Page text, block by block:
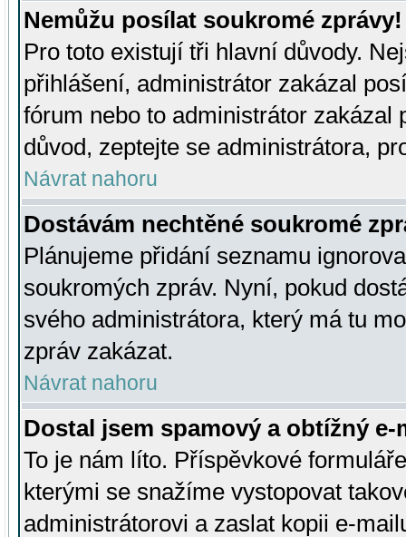
Nemůžu posílat soukromé zprávy!
Pro toto existují tři hlavní důvody.
přihlášení, administrátor zakázal
fórum nebo to administrátor zakázal
důvod, zeptejte se administrátora,
Návrat nahoru
Dostávám nechtěné soukromé
Plánujeme přidání seznamu
soukromých zpráv. Nyní, pokud
svého administrátora, který má tu
zpráv zakázat.
Návrat nahoru
Dostal jsem spamový a obtížný
To je nám líto. Příspěvkové
kterými se snažíme vystopovat
administrátorovi a zaslat kopii e-